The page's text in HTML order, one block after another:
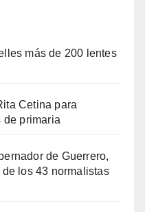
más de 200 lentes
Cetina para
de primaria
de Guerrero,
los 43 normalistas